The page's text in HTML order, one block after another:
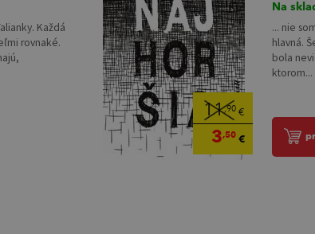
Každá
rovnaké.
11,90€
3,50€
Na
... nie
hlavná.
bola
ktorom...